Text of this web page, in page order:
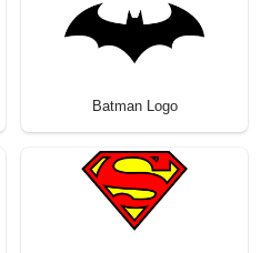
Batman Logo